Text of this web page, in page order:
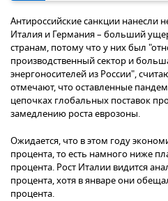
Антироссийские санкции нанесли
Италия и Германия – больший
странам, потому что у них был
производственный сектор и
энергоносителей из России",
отмечают, что оставленные
цепочках глобальных поставок
замедлению роста еврозоны.
Ожидается, что в этом году
процента, то есть намного ниже
процента. Рост Италии видится
процента, хотя в январе они
процента.